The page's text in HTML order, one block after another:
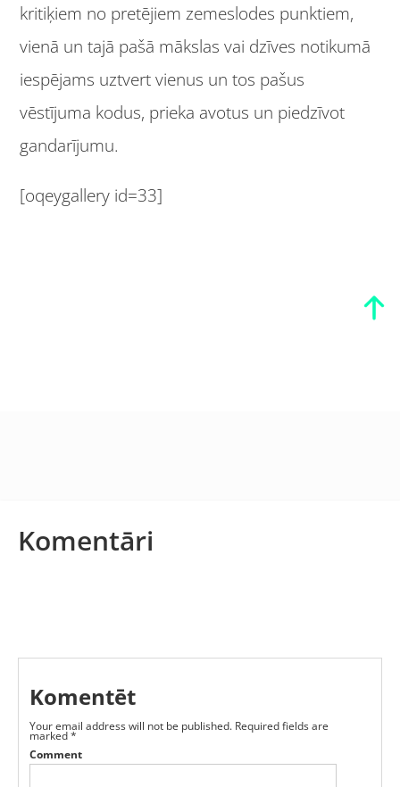
kritiķiem no pretējiem zemeslodes punktiem,
vienā un tajā pašā mākslas vai dzīves notikumā
iespējams uztvert vienus un tos pašus
vēstījuma kodus, prieka avotus un piedzīvot
gandarījumu.
[oqeygallery id=33]
Komentāri
Komentēt
Your email address will not be published. Required fields are
marked*
Comment